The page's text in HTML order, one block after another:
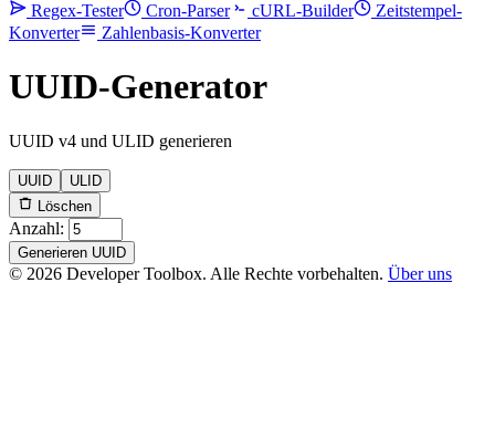
Regex-Tester Cron-Parser cURL-Builder
Zeitstempel-
Konverter
Zahlenbasis-Konverter
UUID-Generator
UUID v4 und ULID generieren
UUID
ULID
Löschen
Anzahl:
Generieren UUID
© 2026 Developer Toolbox. Alle Rechte vorbehalten. Über uns